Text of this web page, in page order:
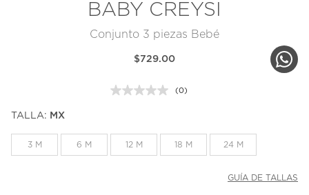
BABY CREYSI
Conjunto 3 piezas Bebé
$729.00
Sin
la
misma
(0)
TALLA: MX
3 M 6 M 12 M 18 M 24 M
GUÍA DE TALLAS